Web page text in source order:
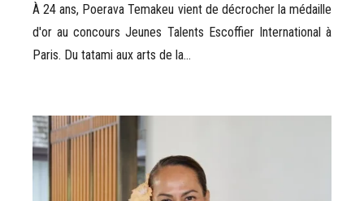
À 24 ans, Poerava Temakeu vient de décrocher la médaille
d'or au concours Jeunes Talents Escoffier International à
Paris. Du tatami aux arts de la...